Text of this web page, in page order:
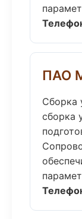
ПАО
Сборка
сборка